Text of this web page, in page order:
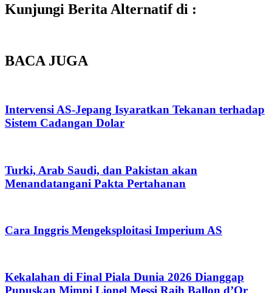
Kunjungi Berita Alternatif di :
BACA JUGA
Intervensi AS-Jepang Isyaratkan Tekanan terhadap
Sistem Cadangan Dolar
Turki, Arab Saudi, dan Pakistan akan
Menandatangani Pakta Pertahanan
Cara Inggris Mengeksploitasi Imperium AS
Kekalahan di Final Piala Dunia 2026 Dianggap